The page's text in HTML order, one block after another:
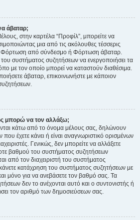
άβαταρ;
στην καρτέλα “Προφίλ”, μπορείτε να
μια από τις ακόλουθες τέσσερις
Φόρτωση από σύνδεσμο ή Φόρτωση άβαταρ.
του συστήματος συζητήσεων να ενεργοποιήσει τα
με τον οποίο μπορεί να καταστούν διαθέσιμα.
άβαταρ, επικοινωνήστε με κάποιον
μπορώ να τον αλλάξω;
κάτω από το όνομα μέλους σας, δηλώνουν
έχετε κάνει ή είναι αναγνωριστικό ορισμένων
Γενικώς, δεν μπορείτε να αλλάξετε
βαθμού του συστήματος συζητήσεων
από τον διαχειριστή του συστήματος
κατάχρηση του συστήματος συζητήσεων με
μόνο για να ανεβάσετε τον βαθμό σας. Τα
δεν το ανέχονται αυτό και ο συντονιστής ή
τον αριθμό των δημοσιεύσεων σας.